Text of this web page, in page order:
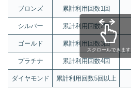
ブロンズ 累計利用回数1回
シルバー 累計利用回数2回
ゴールド 累計利用回数3回
プラチナ 累計利用回数4回
ダイヤモンド 累計利用回数5回以上
スクロールできます